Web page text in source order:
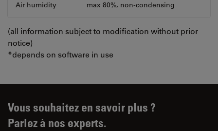
Air humidity max 80%, non-condensing
(all information subject to modification without prior
notice)
*depends on software in use
Vous souhaitez en savoir plus ?
Parlez à nos experts.